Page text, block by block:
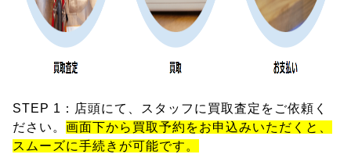
STEP 1：店頭にて、スタッフに買取査定をご依頼く
ださい。 画面下から買取予約をお申込みいただくと、
スムーズに手続きが可能です。